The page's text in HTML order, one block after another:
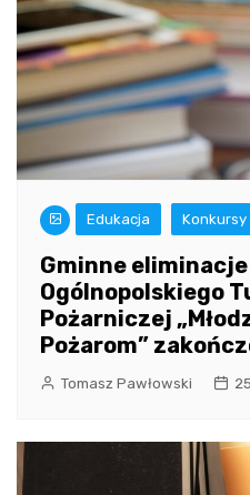
Edukacja Konkursy
Gminne
Ogólnopolskiego
Pożarniczej
Pożarom”
Tomasz Pawłowski